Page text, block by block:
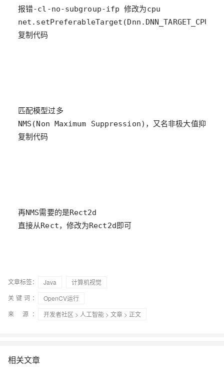
复制代码
复制代码
直接从Rect，修改为Rect2d即可
文章标签： Java
计算机视觉
关键词：
OpenCV运行
来 源：
开发者社区 > 人工智能 > 文章 > 正文
相关文章